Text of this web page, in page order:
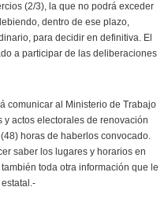
(2/3), la que no podrá exceder
dentro de ese plazo,
para decidir en definitiva. El
a participar de las deliberaciones
comunicar al Ministerio de Trabajo
actos electorales de renovación
horas de haberlos convocado.
saber los lugares y horarios en
toda otra información que le